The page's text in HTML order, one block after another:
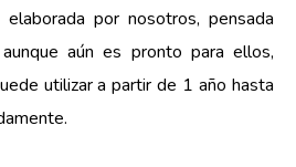
por nosotros, pensada
aún es pronto para ellos,
utilizar a partir de 1 año hasta